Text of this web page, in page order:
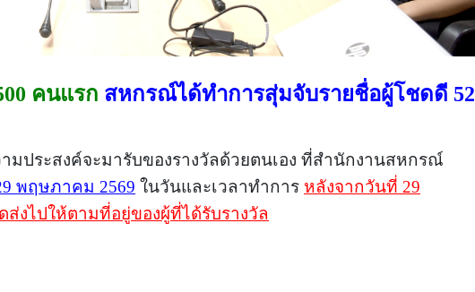
คนแรก สหกรณ์ได้ทำการสุ่มจับรายชื่อผู้โชดดี 52
มประสงค์จะมารับของรางวัลด้วยตนเอง ที่สำนักงานสหกรณ์
พฤษภาคม 2569 ในวันและเวลาทำการ หลังจากวันที่ 29
งไปให้ตามที่อยู่ของผู้ที่ได้รับรางวัล